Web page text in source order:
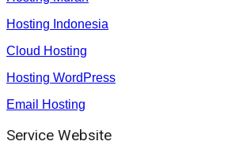
Hosting Indonesia
Cloud Hosting
Hosting WordPress
Email Hosting
Service Website